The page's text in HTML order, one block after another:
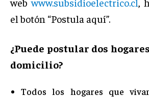
el botón “Postula aquí”.
¿Puede postular dos
domicilio?
Todos los hogares que